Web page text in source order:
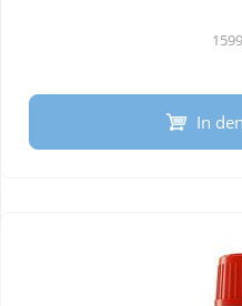
Tierbedarf
In